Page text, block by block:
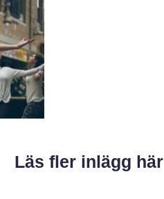
Läs fler inlägg här